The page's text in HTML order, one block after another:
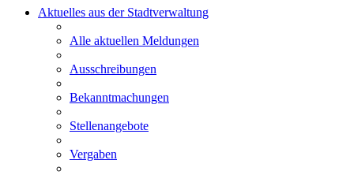
Aktuelles aus der Stadtverwaltung
Alle aktuellen Meldungen
Ausschreibungen
Bekanntmachungen
Stellenangebote
Vergaben